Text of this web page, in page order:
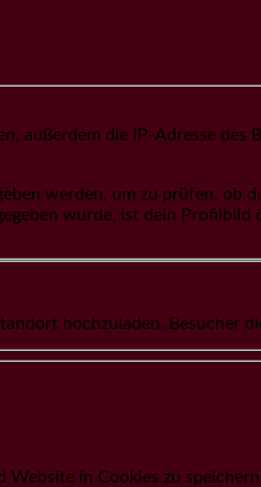
außerdem die IP-Adresse des
werden, um zu prüfen, ob
wurde, ist dein Profilbild
hochzuladen. Besucher
in Cookies zu